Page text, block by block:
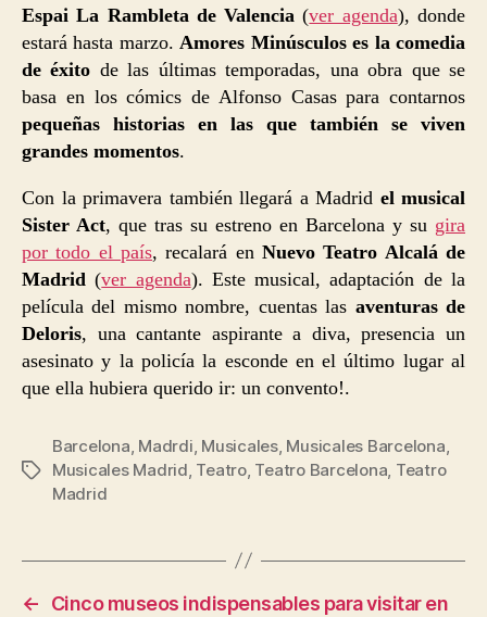
Espai La Rambleta de Valencia (ver agenda), donde
estará hasta marzo. Amores Minúsculos es la comedia
de éxito de las últimas temporadas, una obra que se
basa en los cómics de Alfonso Casas para contarnos
pequeñas historias en las que también se viven
grandes momentos.
Con la primavera también llegará a Madrid el musical
Sister Act, que tras su estreno en Barcelona y su gira
por todo el país, recalará en Nuevo Teatro Alcalá de
Madrid (ver agenda). Este musical, adaptación de la
película del mismo nombre, cuentas las aventuras de
Deloris, una cantante aspirante a diva, presencia un
asesinato y la policía la esconde en el último lugar al
que ella hubiera querido ir: un convento!.
Etiquetas
Barcelona Madrdi Musicales, Musicales Barcelona
Musicales Madrid Teatro, Teatro Barcelona Teatro
Madrid
←
Cinco museos indispensables para visitar en